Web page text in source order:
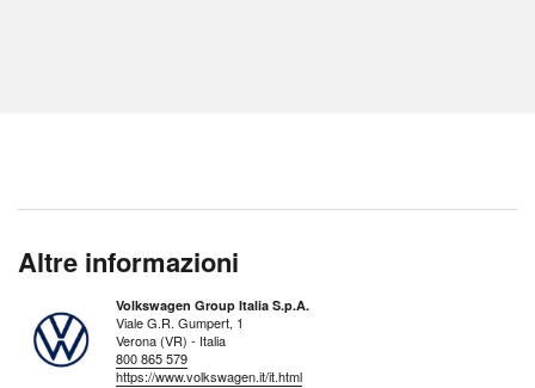
Altre informazioni
Volkswagen Group Italia S.p.A.
Viale G.R. Gumpert, 1
Verona (VR) - Italia
800 865 579
https://www.volkswagen.it/it.html